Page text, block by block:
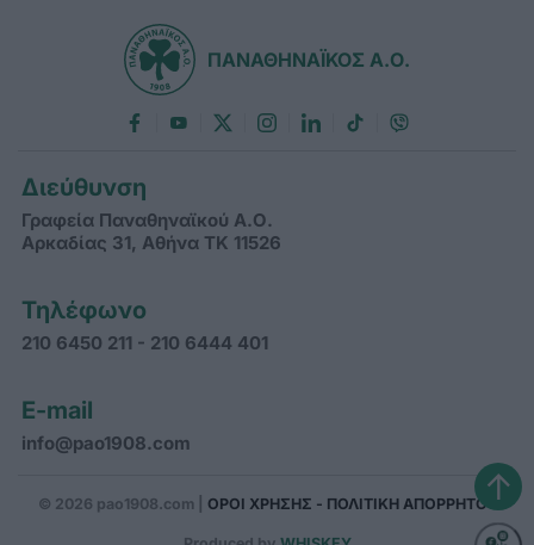
ΠΑΝΑΘΗΝΑΪΚΟΣ Α.Ο.
Διεύθυνση
Γραφεία Παναθηναϊκού Α.Ο.
Αρκαδίας 31, Αθήνα ΤΚ 11526
Τηλέφωνο
210 6450 211 - 210 6444 401
E-mail
info@pao1908.com
© 2026 pao1908.com | ΟΡΟΙ ΧΡΗΣΗΣ - ΠΟΛΙΤΙΚΗ ΑΠΟΡΡΗΤΟΥ↑